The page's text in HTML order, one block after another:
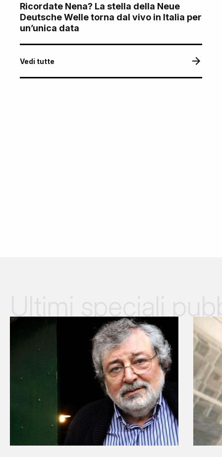
Ricordate Nena? La stella della Neue
Deutsche Welle torna dal vivo in Italia per
un’unica data
Vedi tutte